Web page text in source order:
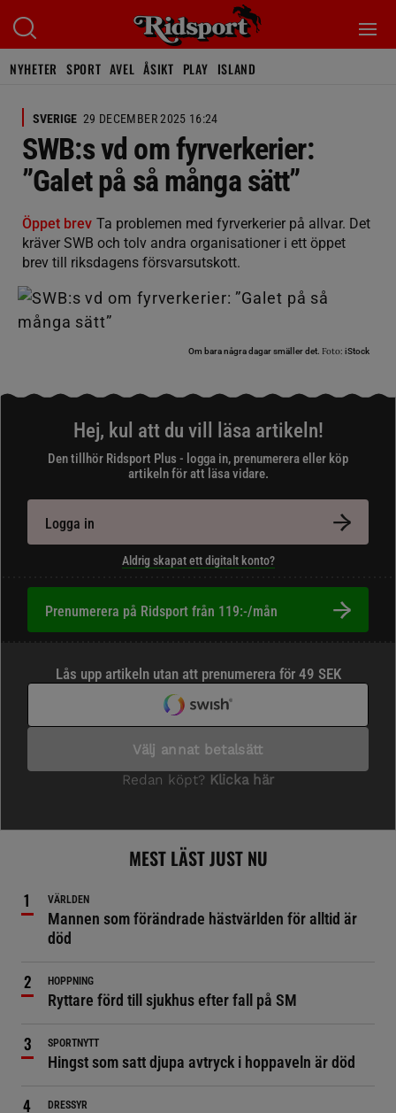
NYHETER SPORT AVEL ÅSIKT PLAY ISLAND
SVERIGE 29 DECEMBER 2025 16:24
SWB:s vd om fyrverkerier:
”Galet på så många sätt”
Öppet brev Ta problemen med fyrverkerier på allvar. Det
kräver SWB och tolv andra organisationer i ett öppet
brev till riksdagens försvarsutskott.
Om bara några dagar smäller det. Foto: iStock
Hej, kul att du vill läsa artikeln!
Den tillhör Ridsport Plus - logga in, prenumerera eller köp
artikeln för att läsa vidare.
Logga in
Aldrig skapat ett digitalt konto?
Prenumerera på Ridsport från 119:-/mån
MEST LÄST JUST NU
VÄRLDEN
Mannen som förändrade hästvärlden för alltid är
död
HOPPNING
Ryttare förd till sjukhus efter fall på SM
SPORTNYTT
Hingst som satt djupa avtryck i hoppaveln är död
DRESSYR